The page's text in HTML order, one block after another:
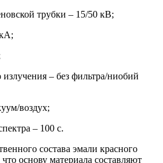
трубки – 15/50 кВ;
– без фильтра/ниобий
воздух;
– 100 с.
состава эмали красного
основу материала составляют